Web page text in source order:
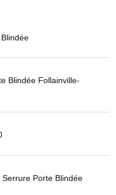
Blindée Follainville-
Porte Blindée